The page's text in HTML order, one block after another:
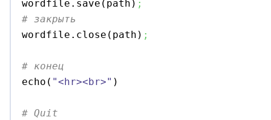
wordfile. save ( path ) ;
# закрыть
wordfile. close ( path ) ;
# конец
echo ( "<hr><br>" )
# Quit